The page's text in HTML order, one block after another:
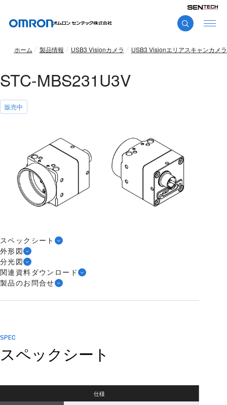
ホーム 製品情報 USB3 Visionカメラ USB3 Visionエリアスキャンカメラ
STC-MBS231U3V
販売中
スペックシート
外形図
分光図
関連資料ダウンロード
製品のお問合せ
SPEC
スペックシート
仕様